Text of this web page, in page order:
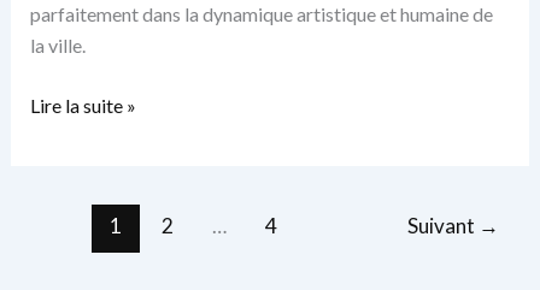
parfaitement dans la dynamique artistique et humaine de
la ville.
Le
Lire la suite »
1 2 … 4 Suivant →